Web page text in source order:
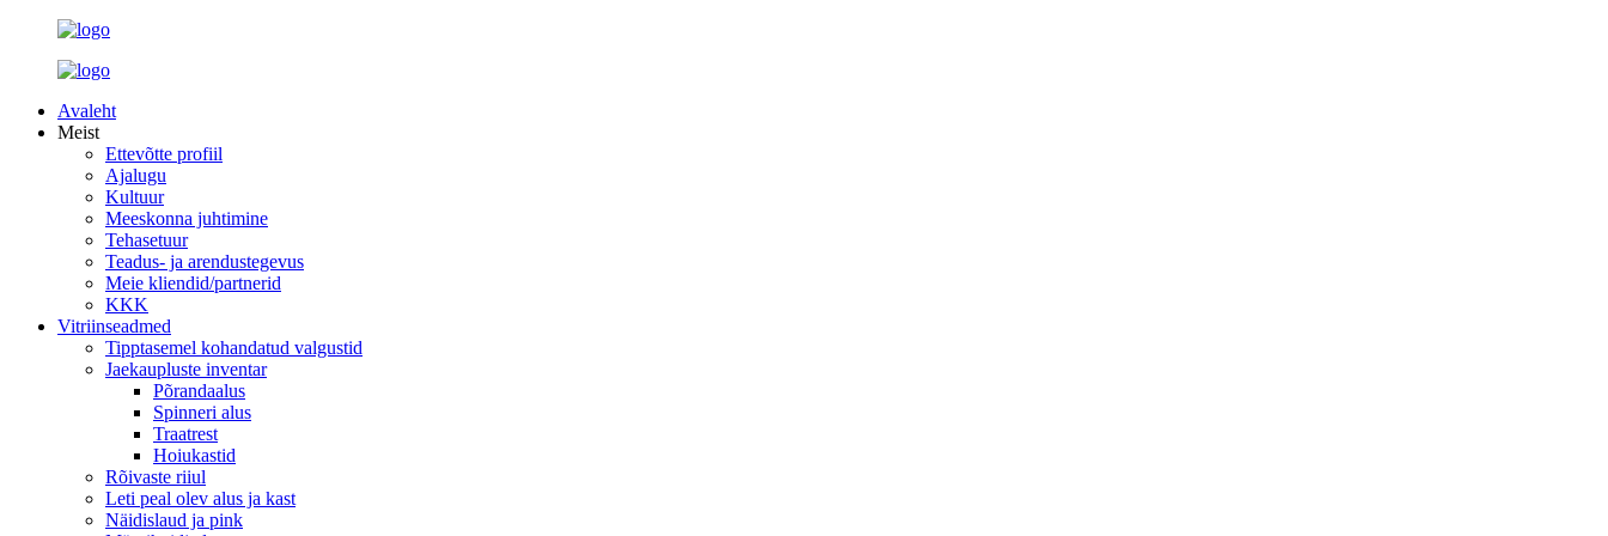
Avaleht
Meist
Ettevõtte profiil
Ajalugu
Kultuur
Meeskonna juhtimine
Tehasetuur
Teadus- ja arendustegevus
Meie kliendid/partnerid
KKK
Vitriinseadmed
Tipptasemel kohandatud valgustid
Jaekaupluste inventar
Põrandaalus
Spinneri alus
Traatrest
Hoiukastid
Rõivaste riiul
Leti peal olev alus ja kast
Näidislaud ja pink